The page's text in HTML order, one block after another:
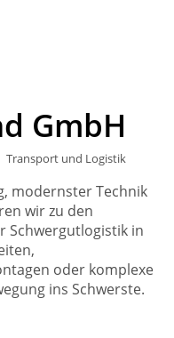
GmbH
Transport und Logistik
modernster Technik
wir zu den
Schwergutlogistik in
oder komplexe
ins Schwerste.